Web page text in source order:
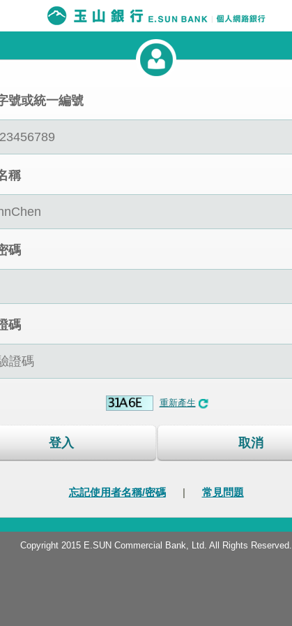
號或統一編號
稱
碼
碼
重新產生
登入 取消
忘記使用者名稱/密碼 | 常見問題
Copyright 2015 E.SUN Commercial Bank, Ltd. All Rights Reserved.